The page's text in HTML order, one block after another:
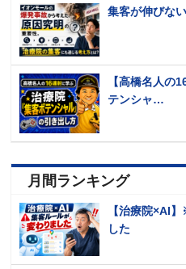
集客が伸びな
【高橋名人の
テンシャ…
月間ランキング
【治療院×AI
した